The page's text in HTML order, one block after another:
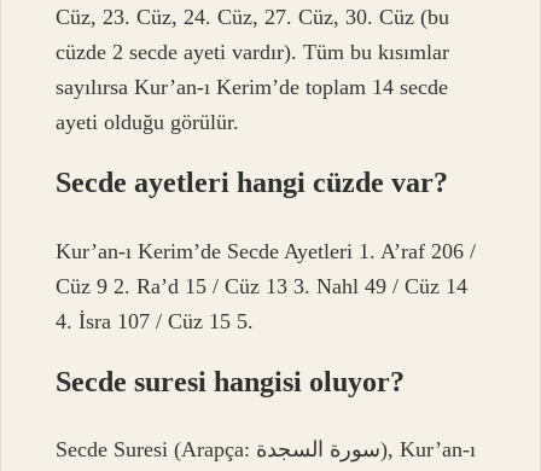
Cüz, 23. Cüz, 24. Cüz, 27. Cüz, 30. Cüz (bu
cüzde 2 secde ayeti vardır). Tüm bu kısımlar
sayılırsa Kur’an-ı Kerim’de toplam 14 secde
ayeti olduğu görülür.
Secde ayetleri hangi cüzde var?
Kur’an-ı Kerim’de Secde Ayetleri 1. A’raf 206 /
Cüz 9 2. Ra’d 15 / Cüz 13 3. Nahl 49 / Cüz 14
4. İsra 107 / Cüz 15 5.
Secde suresi hangisi oluyor?
Secde Suresi (Arapça: سورة السجدة), Kur’an-ı